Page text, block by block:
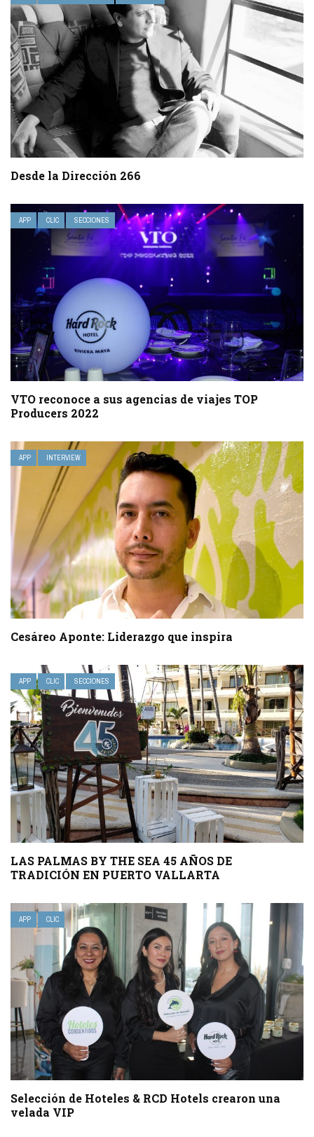
Desde la Dirección 266
APP CLIC SECCIONES
VTO reconoce a sus agencias de viajes TOP
Producers 2022
APP INTERVIEW
Cesáreo Aponte: Liderazgo que inspira
APP CLIC SECCIONES
LAS PALMAS BY THE SEA 45 AÑOS DE
TRADICIÓN EN PUERTO VALLARTA
APP CLIC
Selección de Hoteles & RCD Hotels crearon una
velada VIP